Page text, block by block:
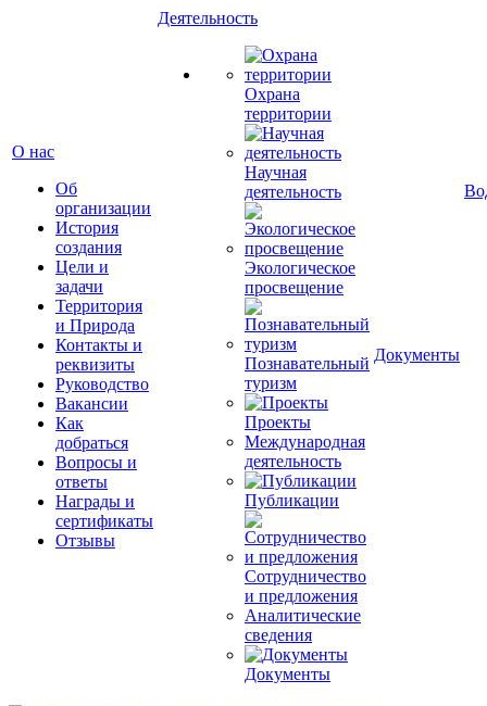
О нас
Об
организации
История
создания
Цели и
задачи
Территория
и Природа
Контакты и
реквизиты
Руководство
Вакансии
Как
добраться
Вопросы и
ответы
Награды и
сертификаты
Отзывы
Деятельность
Охрана
территории
Научная
деятельность
Экологическое
просвещение
Познавательный
туризм
Проекты
Международная
деятельность
Публикации
Сотрудничество
и предложения
Аналитические
сведения
Документы
Документы